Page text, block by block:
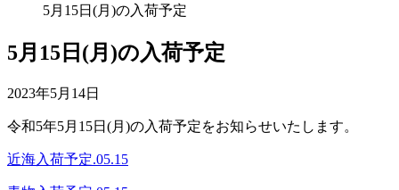
5月15日(月)の入荷予定
5月15日(月)の入荷予定
2023年5月14日
令和5年5月15日(月)の入荷予定をお知らせいたします。
近海入荷予定.05.15